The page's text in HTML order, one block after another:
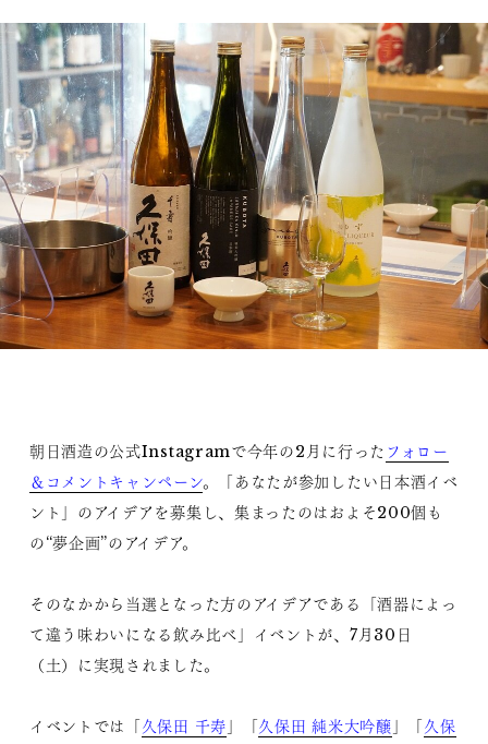
朝日酒造の公式Instagramで今年の2月に行った フォロー
＆コメントキャンペーン。「あなたが参加したい日本酒イベ
ント」のアイデアを募集し、集まったのはおよそ200個も
の“夢企画”のアイデア。
そのなかから当選となった方のアイデアである「酒器によっ
て違う味わいになる飲み比べ」イベントが、7月30日
（土）に実現されました。
イベントでは「久保田 千寿 」「久保田 純米大吟醸 」「久保